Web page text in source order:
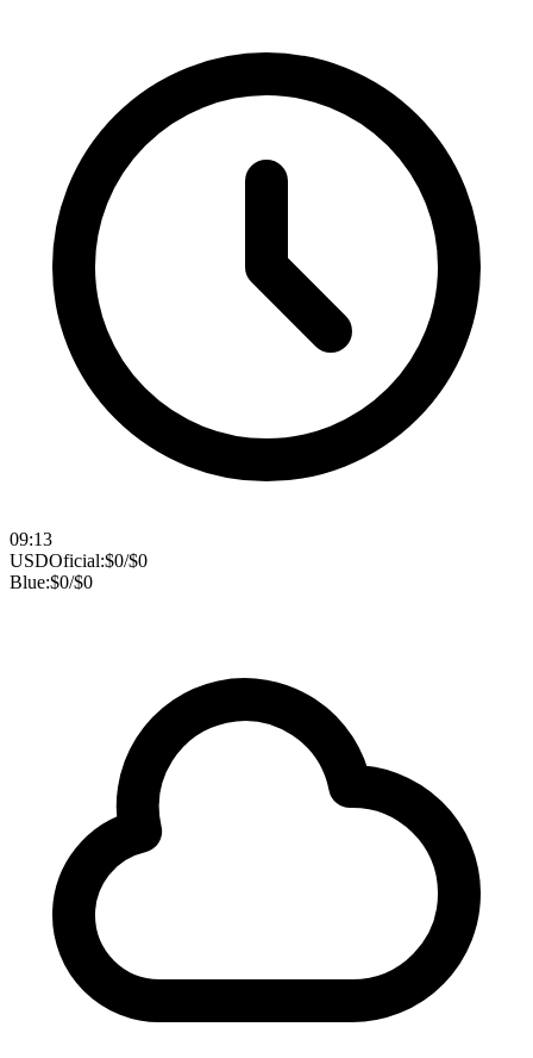
09:13
USDOficial:$0/$0
Blue:$0/$0